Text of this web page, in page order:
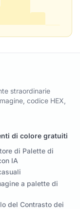
straordinarie
codice HEX,
di colore gratuiti
di Palette di
IA
a palette di
del Contrasto dei